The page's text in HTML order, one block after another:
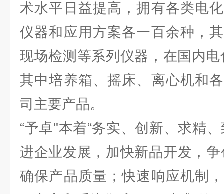
术水平日益提高，拥有各类电
仪器和应用方案各一百余种，
现场检测等系列仪器，在国内
其中培养箱、摇床、离心机和
司主要产品。
“予卓"本着“务实、创新、求精
进企业发展，加快新品开发，
确保产品质量；快速响应机制